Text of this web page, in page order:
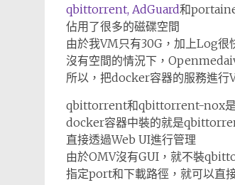
qbittorrent, AdGuard和
佔用了很多的磁碟空間
由於我VM只有30G，加上Log很
沒有空間的情況下，
所以，把docker容器的服務進行
qbittorrent和qbittorrent-nox是
docker容器中裝的就是
直接透過Web UI進行管理
由於OMV沒有GUI，就不裝
指定port和下載路徑，就可以直